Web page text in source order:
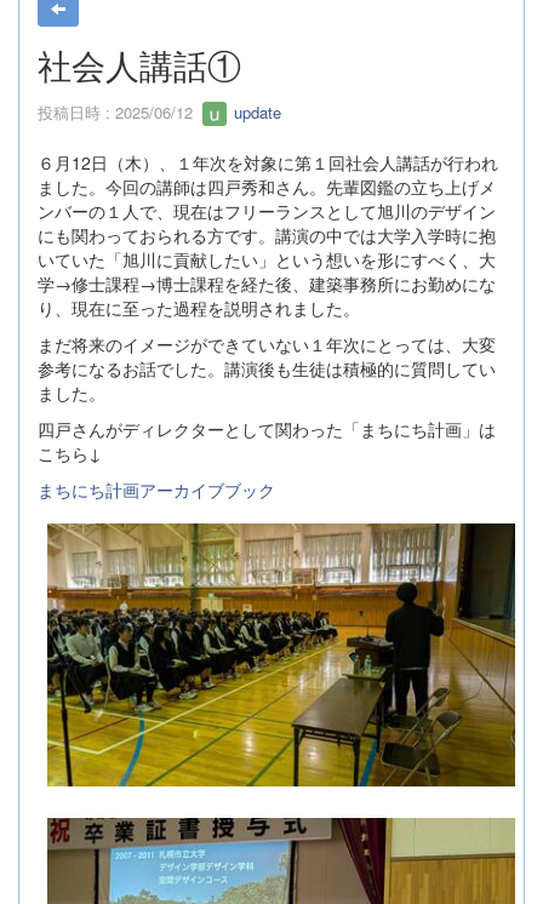
社会人講話①
投稿日時 : 2025/06/12 update
６月12日（木）、１年次を対象に第１回社会人講話が行われ
ました。今回の講師は四戸秀和さん。先輩図鑑の立ち上げメ
ンバーの１人で、現在はフリーランスとして旭川のデザイン
にも関わっておられる方です。講演の中では大学入学時に抱
いていた「旭川に貢献したい」という想いを形にすべく、大
学→修士課程→博士課程を経た後、建築事務所にお勤めにな
り、現在に至った過程を説明されました。
まだ将来のイメージができていない１年次にとっては、大変
参考になるお話でした。講演後も生徒は積極的に質問してい
ました。
四戸さんがディレクターとして関わった「まちにち計画」は
こちら↓
まちにち計画アーカイブブック